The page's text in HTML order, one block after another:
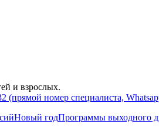
и взрослых.
(прямой номер специалиста,
Новый годПрограммы выходного